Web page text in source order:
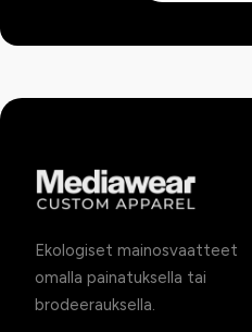
Ekologiset mainosvaatteet
omalla painatuksella tai
brodeerauksella.